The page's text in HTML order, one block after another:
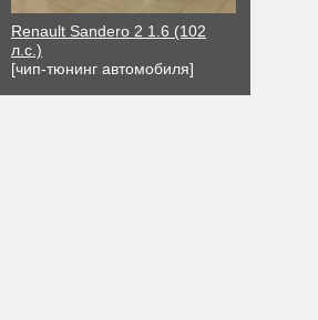
Renault Sandero 2 1.6 (102
л.с.)
[чип-тюнинг автомобиля]